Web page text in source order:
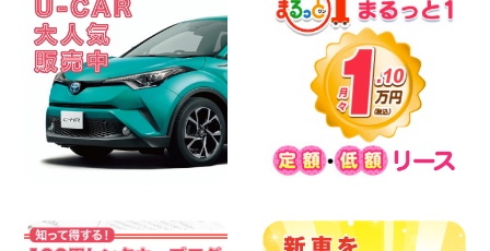
夏季休暇のお知らせ 東京都 墨田文花店
100円レンタカー 墨田文花
2026年08月07日
8月 お盆休みのお知らせ 広島県 ベイシテ
ィ宇品店
100円レンタカー ベイシティ宇品
2026年08月07日
横浜弥生台店限定!!夏季特別キャンペーン
100円レンタカー 横浜弥生台
2026年08月07日